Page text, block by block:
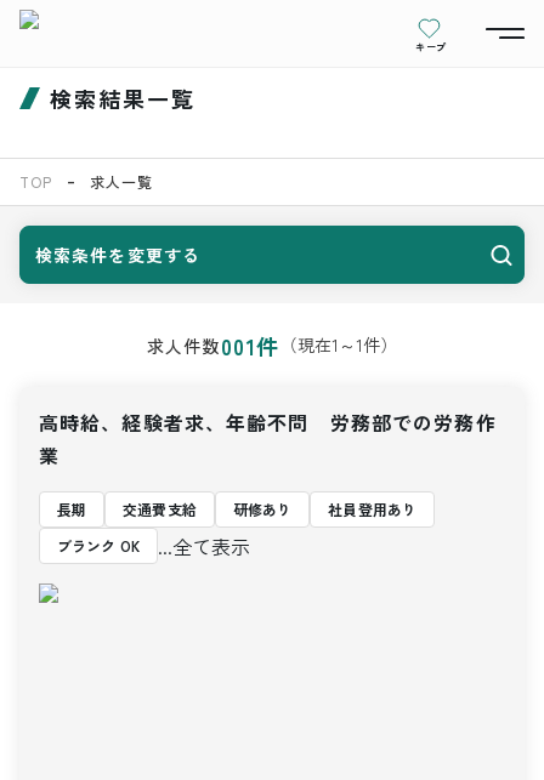
キープ
検索結果一覧
TOP 求人一覧
検索条件を変更する
求人件数001件 （現在1 ～1件）
高時給、経験者求、年齢不問 労務部での労務作
業
長期 交通費支給 研修あり
社員登用あり
ブランク OK
...全て表示